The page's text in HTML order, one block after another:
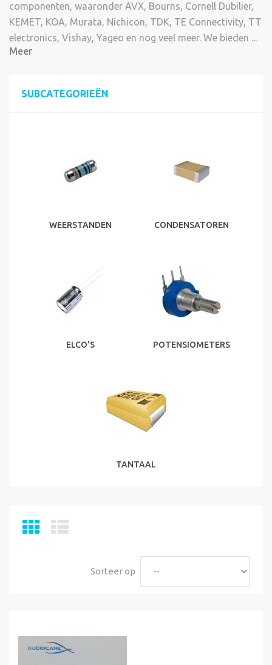
componenten, waaronder AVX, Bourns, Cornell Dubilier,
KEMET, KOA, Murata, Nichicon, TDK, TE Connectivity, TT
electronics, Vishay, Yageo en nog veel meer. We bieden ...
Meer
SUBCATEGORIEËN
WEERSTANDEN CONDENSATOREN
ELCO'S POTENSIOMETERS
TANTAAL
Sorteer op